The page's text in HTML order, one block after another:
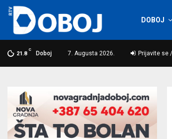
DOBOJ
21.8
C
Doboj 7. Augusta 2026. Prijavite se